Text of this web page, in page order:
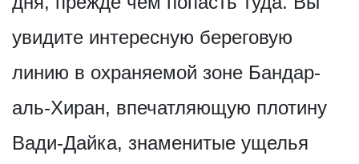
увидите интересную береговую
линию в охраняемой зоне Бандар-
аль-Хиран, впечатляющую плотину
Вади-Дайка, знаменитые ущелья